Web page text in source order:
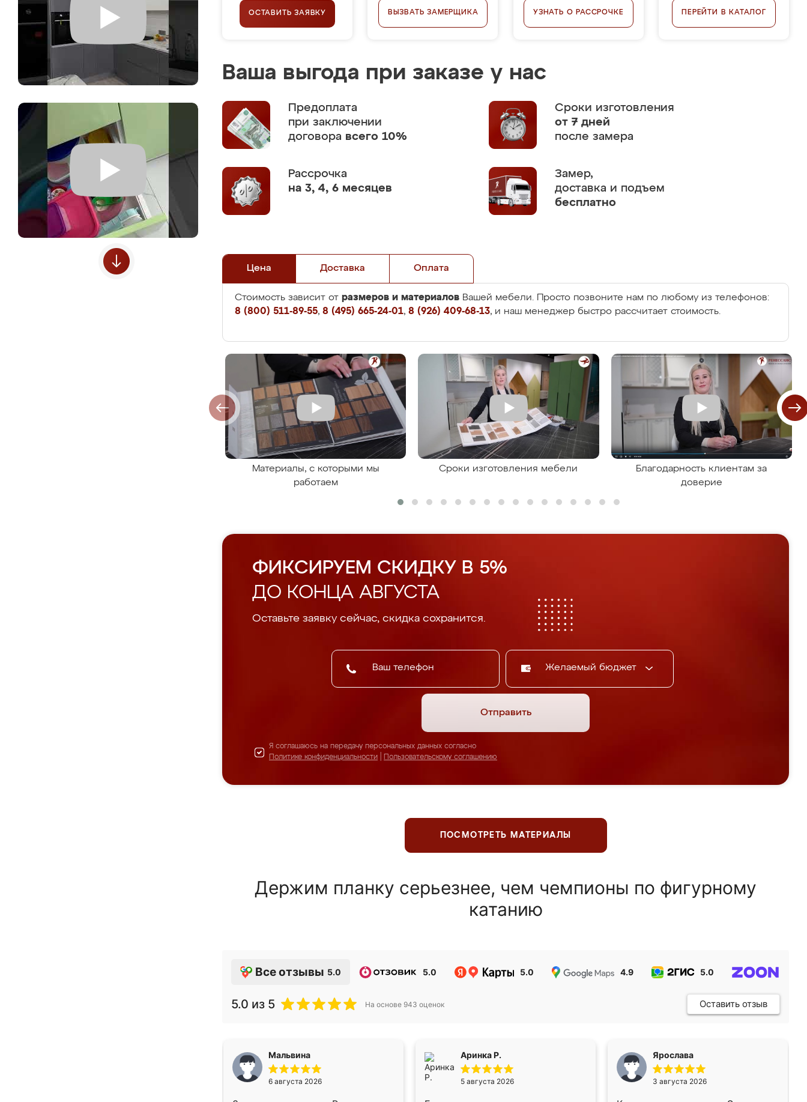
ОСТАВИТЬ ЗАЯВКУ ВЫЗВАТЬ ЗАМЕРЩИКА УЗНАТЬ О РАССРОЧКЕ ПЕРЕЙТИ В КАТАЛОГ
Ваша выгода при заказе у нас
Предоплата
при заключении
договора всего 10%
Сроки изготовления
от 7 дней
после замера
Рассрочка
на 3, 4, 6 месяцев
Замер,
доставка и подъем
бесплатно
Цена Доставка Оплата
Стоимость зависит от размеров и материалов Вашей мебели. Просто позвоните нам по любому из телефонов:
8 (800) 511-89-55, 8 (495) 665-24-01, 8 (926) 409-68-13, и наш менеджер быстро рассчитает стоимость.
Материалы, с которыми мы
работаем
Сроки изготовления мебели
Благодарность клиентам за
доверие
ФИКСИРУЕМ СКИДКУ В 5%
ДО КОНЦА АВГУСТА
Оставьте заявку сейчас, скидка сохранится.
Желаемый бюджет
Отправить
Я соглашаюсь на передачу персональных данных согласно
Политике конфиденциальности
Пользовательскому соглашению
ПОСМОТРЕТЬ МАТЕРИАЛЫ
Держим планку серьезнее, чем чемпионы по фигурному
катанию
Все отзывы 5.0 5.0 5.0 4.9 5.0
5.0 из 5 На основе 943 оценок Оставить отзыв
Мальвина
6 августа 2026
Аринка Р.
5 августа 2026
Ярослава
3 августа 2026